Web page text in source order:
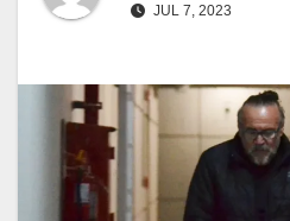
JUL 7, 2023